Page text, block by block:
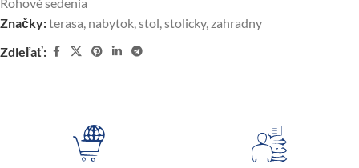
Značky:terasa, nabytok,stol,stolicky,zahradny
Zdieľať: